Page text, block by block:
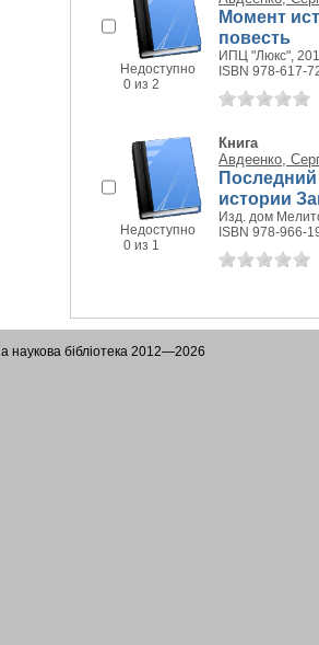
Недоступно
0 из 2
Момент
повесть
ИПЦ "Люкс",
ISBN 978-617-
Недоступно
0 из 1
Книга
Авдеенко,
Последний
истории
Изд. дом
ISBN 978-966-
наукова бібліотека 2012—2026